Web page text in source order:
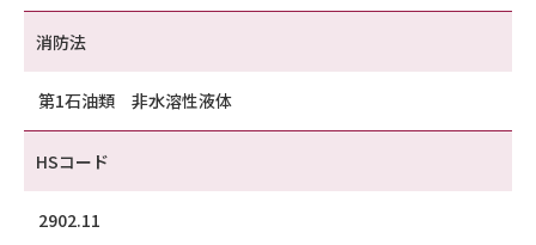
消防法
第1石油類 非水溶性液体
HSコード
2902.11